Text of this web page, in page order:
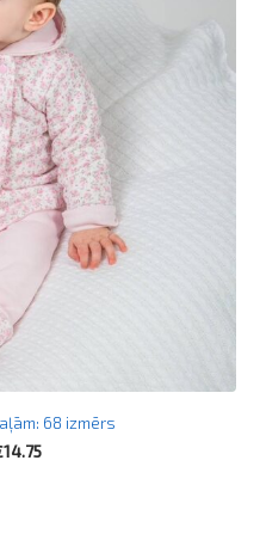
68 izmērs